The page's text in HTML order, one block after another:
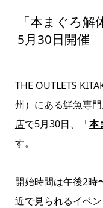
「本まぐろ解
5月30日開催
THE OUTLETS
州） にある鮮魚専
店で5月30日、「本
す。
開始時間は午後2時
近で見られるイベン